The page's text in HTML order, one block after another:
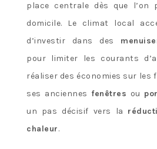
place centrale dès que l’on
domicile. Le climat local
d’investir dans des
pour limiter les courants
réaliser des économies sur les
ses anciennes fenêtres ou
un pas décisif vers la
chaleur.